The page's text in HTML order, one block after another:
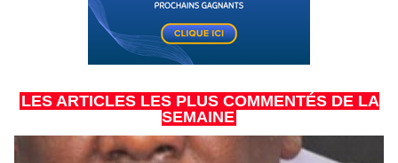
LES ARTICLES LES PLUS COMMENTÉS DE LA
SEMAINE